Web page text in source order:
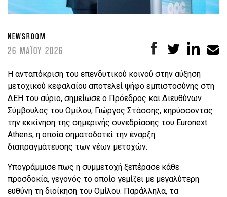
NEWSROOM
26 ΜΑΪΟΥ 2026
Η ανταπόκριση του επενδυτικού κοινού στην αύξηση
μετοχικού κεφαλαίου αποτελεί ψήφο εμπιστοσύνης στη
ΔΕΗ του αύριο, σημείωσε ο Πρόεδρος και Διευθύνων
Σύμβουλος του Ομίλου, Γιώργος Στάσσης, κηρύσσοντας
την εκκίνηση της σημερινής συνεδρίασης του Euronext
Athens, η οποία σηματοδοτεί την έναρξη
διαπραγμάτευσης των νέων μετοχών.
Υπογράμμισε πως η συμμετοχή ξεπέρασε κάθε
προσδοκία, γεγονός το οποίο γεμίζει με μεγαλύτερη
ευθύνη τη διοίκηση του Ομίλου. Παράλληλα, τα